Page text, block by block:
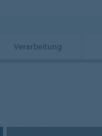
Verarbeitung